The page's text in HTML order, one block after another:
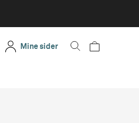
Mine sider